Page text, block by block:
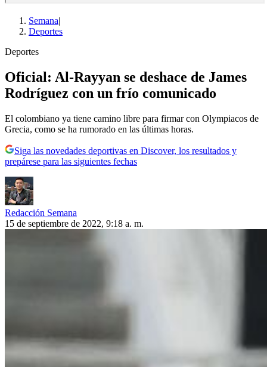
Semana|
Deportes
Deportes
Oficial: Al-Rayyan se deshace de James
Rodríguez con un frío comunicado
El colombiano ya tiene camino libre para firmar con Olympiacos de
Grecia, como se ha rumorado en las últimas horas.
Siga las novedades deportivas en Discover, los resultados y
prepárese para las siguientes fechas
Redacción Semana
15 de septiembre de 2022, 9:18 a. m.